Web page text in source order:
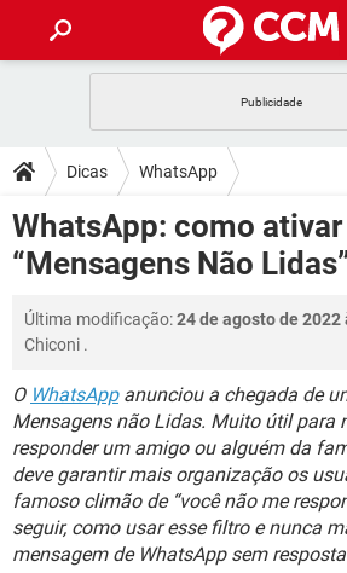
CELULAR
OUTLOOK EXCEL
INSTAGRAM GMAIL
DICAS
JOGOS
CELULAR
INSTAGRAM GMAIL
DOWNLOADS
JOGOS
OUTLOOK
INSTAGRAM GMAIL
GUIA DE COMPRAS
FÓRUM
JOGOS
OUTLOOK EXCEL
INSTAGRAM GMAIL
GUIA DE COMPRAS
GLOSSÁRIO
JOGOS
CELULAR
OUTLOOK EXCEL
INSTAGRAM GMAIL
GUIA DE COMPRAS
Dicas WhatsApp
WhatsApp: como
“Mensagens Não
Última modificação:24 de agosto de 2022
Chiconi .
O WhatsAppanunciou a chegada de
Mensagens não Lidas. Muito útil para
responder um amigo ou alguém da
deve garantir mais organização os
famoso climão de “você não me
seguir, como usar esse filtro e nunca
mensagem de WhatsApp sem